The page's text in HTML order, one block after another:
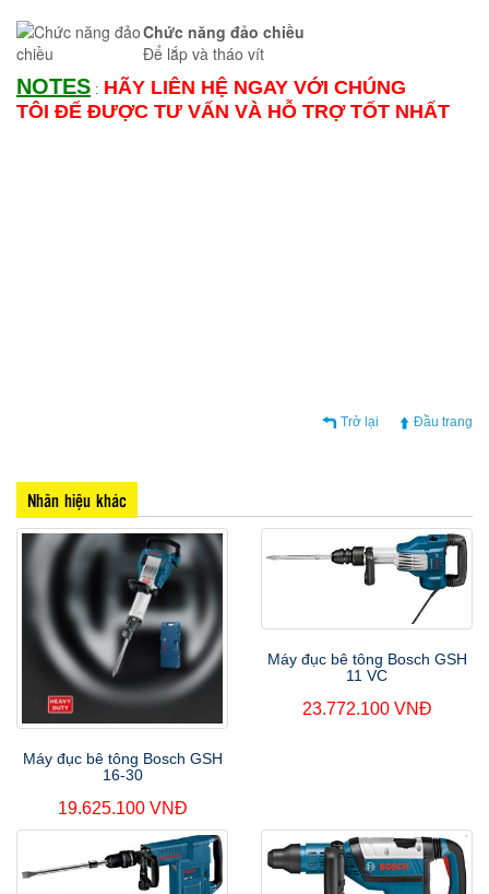
Chức năng đảo chiều
Để lắp và tháo vít
NOTES : HÃY LIÊN HỆ NGAY VỚI CHÚNG
TÔI ĐỂ ĐƯỢC TƯ VẤN VÀ HỖ TRỢ TỐT NHẤT
Trở lại Đầu trang
Nhãn hiệu khác
Máy đục bê tông Bosch GSH
16-30
19.625.100 VNĐ
Máy đục bê tông Bosch GSH
11 VC
23.772.100 VNĐ